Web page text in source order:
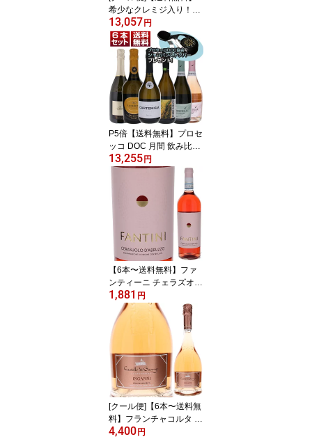
希少なクレミジ入り！ゼ
ロ インフィニート ポイ
エル エ サンドリ 3本セッ
ト ワインセット 白泡 白
ワイン スパークリングワ
イン (750ml×3) イタリア
トレンティーノ アルト
アディジェ 御中元 暑中
見舞い 残暑見舞い
13,057 円
P5倍【送料無料】プロセ
ッコ DOC 月間 飲み比べ
白ロゼ 6本セット プロセ
ッコ協会ロゴ入りストッ
パー付 ワインセット 泡
スパークリングワイン (7
50ml×6) イタリア 御中元
13,255 円
【6本〜送料無料】ファ
ンティーニ チェラズオー
ロ ダブルッツォ 2025 フ
ァルネーゼ ロゼワイン
イタリア 750ml モンテプ
ルチアーノ アブルッツォ
フルーティ 果実味 御中
元 暑中見舞い 残暑見舞
い
1,881 円
[クール便]【6本〜送料無
料】フランチャコルタ イ
ンガンニ ロゼ 2019 カス
4,400 円